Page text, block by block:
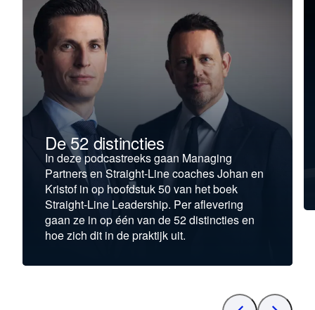
De 52 distincties
In deze podcastreeks gaan Managing
Partners en Straight-Line coaches Johan en
Kristof in op hoofdstuk 50 van het boek
Straight-Line Leadership. Per aflevering
gaan ze in op één van de 52 distincties en
hoe zich dit in de praktijk uit.